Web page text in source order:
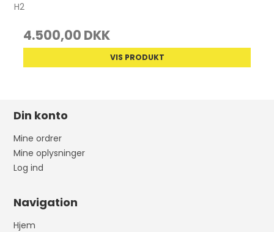
H2
4.500,00 DKK
VIS PRODUKT
Din konto
Mine ordrer
Mine oplysninger
Log ind
Navigation
Hjem